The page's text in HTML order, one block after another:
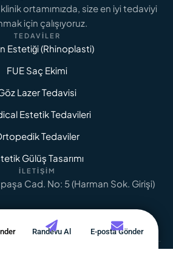
Randevu Al E-posta Gönder
ortamımızda, size en iyi tedaviyi
için çalışıyoruz.
TEDAVILER
Estetiği (Rhinoplasti)
FUE Saç Ekimi
Lazer Tedavisi
Estetik Tedavileri
Tedaviler
Gülüş Tasarımı
İLETIŞIM
Cad. No: 5 (Harman Sok. Girişi)
+90 542 429 8830